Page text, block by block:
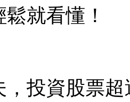
就看懂！
，投資股票